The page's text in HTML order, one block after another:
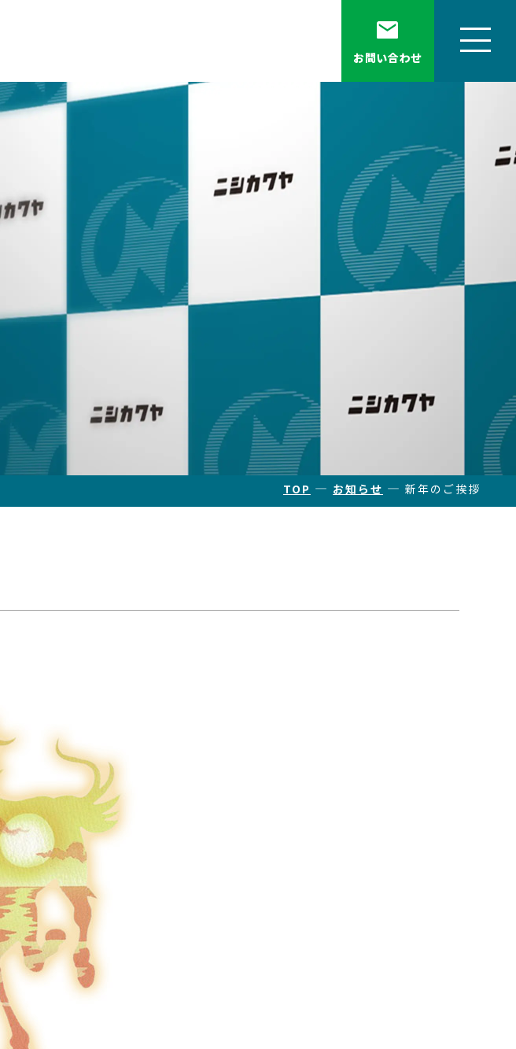
お問い合わせ
TOP ― お知らせ ― 新年のご挨拶